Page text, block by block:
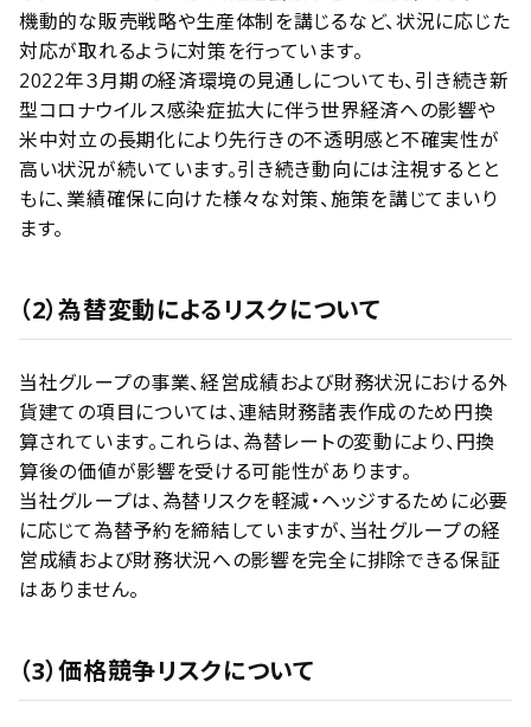
機動的な販売戦略や生産体制を講じるなど、状況に応じた
対応が取れるように対策を行っています。
2022年３月期の経済環境の見通しについても、引き続き新
型コロナウイルス感染症拡大に伴う世界経済への影響や
米中対立の長期化により先行きの不透明感と不確実性が
高い状況が続いています。引き続き動向には注視するとと
もに、業績確保に向けた様々な対策、施策を講じてまいり
ます。
（2）為替変動によるリスクについて
当社グループの事業、経営成績および財務状況における外
貨建ての項目については、連結財務諸表作成のため円換
算されています。これらは、為替レートの変動により、円換
算後の価値が影響を受ける可能性があります。
当社グループは、為替リスクを軽減・ヘッジするために必要
に応じて為替予約を締結していますが、当社グループの経
営成績および財務状況への影響を完全に排除できる保証
はありません。
（3）価格競争リスクについて